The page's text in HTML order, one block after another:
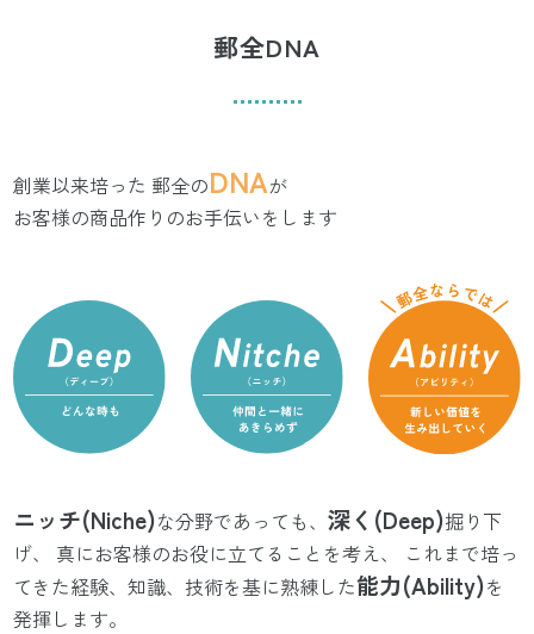
郵全DNA
創業以来培った 郵全のDNAが
お客様の商品作りのお手伝いをします
ニッチ(Niche)な分野であっても、 深く(Deep)掘り下
げ、
真にお客様のお役に立てることを考え、
これまで培っ
てきた経験、知識、技術を基に熟練した能力(Ability)を
発揮します。